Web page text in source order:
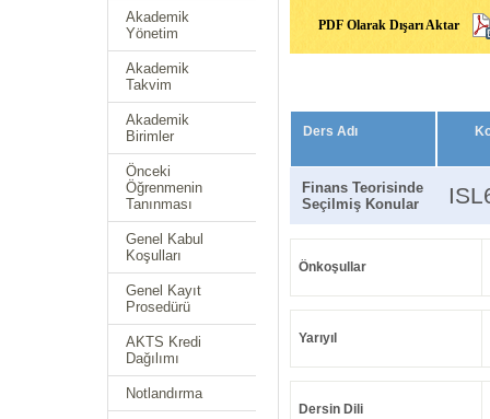
Akademik
Yönetim
Akademik
Takvim
Akademik
Birimler
Önceki
Öğrenmenin
Tanınması
Genel Kabul
Koşulları
Genel Kayıt
Prosedürü
AKTS Kredi
Dağılımı
Notlandırma
PDF Olarak Dışarı Aktar
Ders Adı
Finans Teorisinde
Seçilmiş Konular
Önkoşullar
Yarıyıl
Dersin Dili